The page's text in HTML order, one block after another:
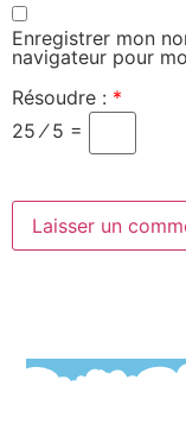
Enregistrer mon
navigateur pour
Résoudre : *
25 ⁄ 5 =